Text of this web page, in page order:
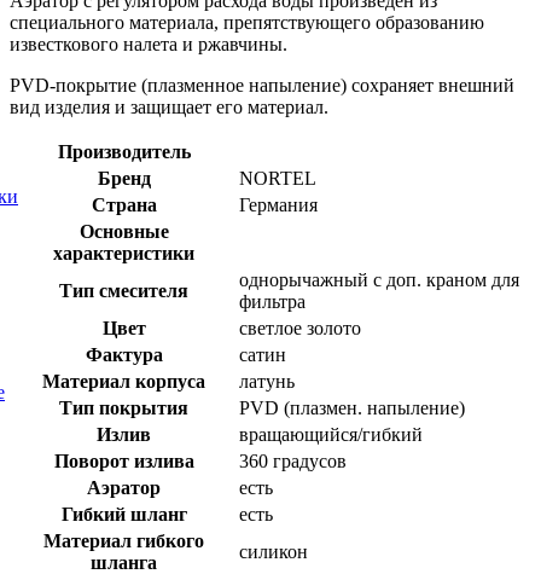
специального материала, препятствующего образованию
известкового налета и ржавчины.
PVD-покрытие (плазменное напыление) сохраняет внешний
вид изделия и защищает его материал.
Производитель
Бренд
NORTEL
Страна
Германия
Основные
характеристики
Тип смесителя
однорычажный с доп. краном для
фильтра
Цвет
светлое золото
Фактура
сатин
Материал корпуса
латунь
Тип покрытия
PVD (плазмен. напыление)
Излив
вращающийся/гибкий
Поворот излива
360 градусов
Аэратор
есть
Гибкий шланг
есть
Материал гибкого
шланга
силикон